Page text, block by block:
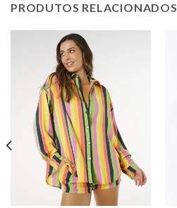
PRODUTOS RELACIONADOS